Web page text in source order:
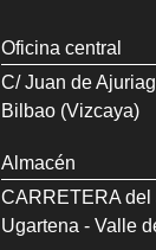
Oficina central
C/ Juan de
Bilbao (Vizcaya)
Almacén
CARRETERA del
Ugartena - Valle